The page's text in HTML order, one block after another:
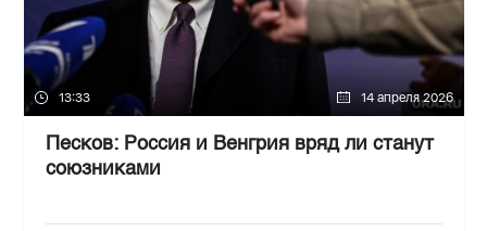
13:33 14 апреля 2026
Песков: Россия и Венгрия вряд ли станут
союзниками